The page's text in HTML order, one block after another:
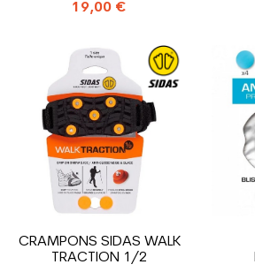
19,00 €
CRAMPONS SIDAS WALK
TRACTION 1/2